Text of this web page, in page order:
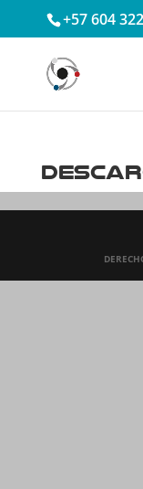
+57 604